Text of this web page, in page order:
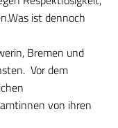
ist dennoch
Bremen und
Vor dem
von ihren